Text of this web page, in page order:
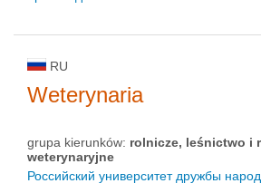
RU
Weterynaria
grupa kierunków: rolnicze, leśnictwo i
weterynaryjne
Российский университет дружбы